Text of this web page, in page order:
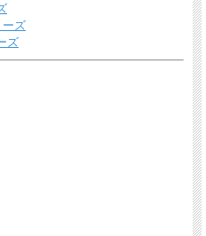
ーズ
ズ